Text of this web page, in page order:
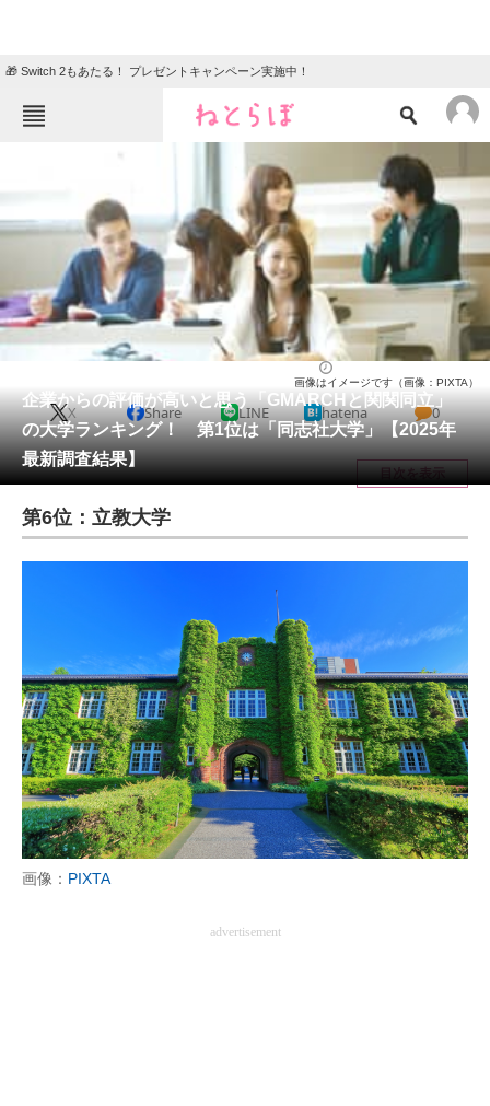
🎁 Switch 2もあたる！ プレゼントキャンペーン実施中！
ニュース
エンタメ クイズ
地域
住まい 教育・育児
リサーチ
会員記事
メディア
注目記事を集めた総合ページ
ITの今と未来を見通す
進化するPCとデバイスの未来
好きが集まる 比べて選べる
ビジネスと働き方のヒント
AI活用のいまが分かる
企業ITのトレンドを詳説
企業からの評価が高いと思う「GMARCHと関関同立」
の大学ランキング！ 第1位は「同志社大学」【2025年
最新調査結果】
画像はイメージです（画像：PIXTA）
X Share LINE hatena 0
目次を表示
第6位：立教大学
画像： PIXTA
advertisement